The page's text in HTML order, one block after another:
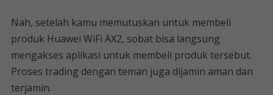
Nah, setelah kamu memutuskan untuk membeli
produk Huawei WiFi AX2, sobat bisa langsung
mengakses aplikasi untuk membeli produk tersebut.
Proses trading dengan teman juga dijamin aman dan
terjamin.